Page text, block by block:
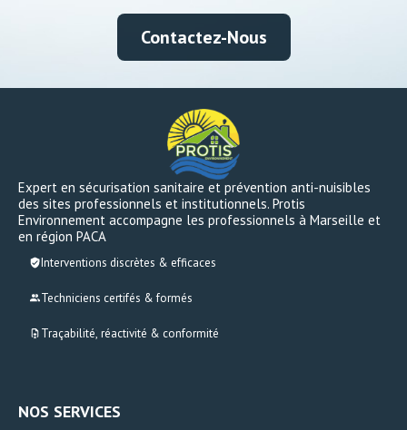
Contactez-Nous
Expert en sécurisation sanitaire et prévention anti-nuisibles
des sites professionnels et institutionnels. Protis
Environnement accompagne les professionnels à Marseille et
en région PACA
Interventions discrètes & efficaces
Techniciens certifés & formés
Traçabilité, réactivité & conformité
NOS SERVICES